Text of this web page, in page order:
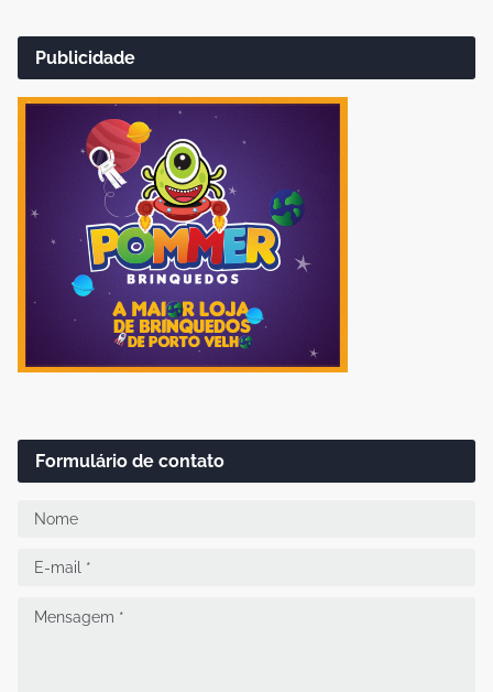
Publicidade
Formulário de contato